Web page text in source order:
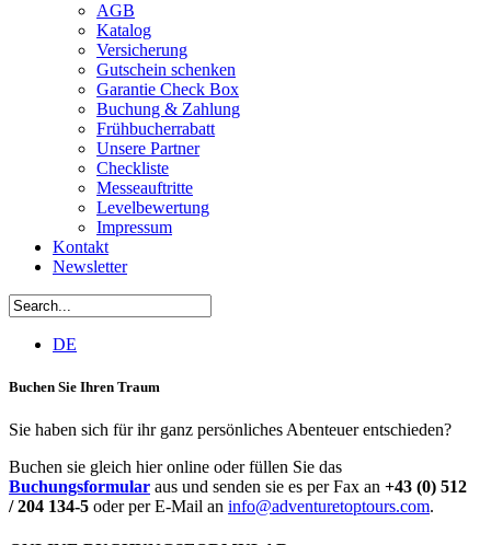
AGB
Katalog
Versicherung
Gutschein schenken
Garantie Check Box
Buchung & Zahlung
Frühbucherrabatt
Unsere Partner
Checkliste
Messeauftritte
Levelbewertung
Impressum
Kontakt
Newsletter
DE
Buchen Sie Ihren Traum
Sie haben sich für ihr ganz persönliches Abenteuer entschieden?
Buchen sie gleich hier online oder füllen Sie das
Buchungsformular aus und senden sie es per Fax an +43 (0) 512
/ 204 134-5 oder per E-Mail an info@adventuretoptours.com.